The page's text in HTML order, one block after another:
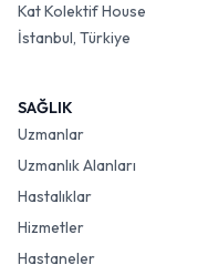
Kat Kolektif House
İstanbul, Türkiye
SAĞLIK
Uzmanlar
Uzmanlık Alanları
Hastalıklar
Hizmetler
Hastaneler